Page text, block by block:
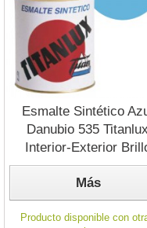
Esmalte Sintético
Danubio 535 Titanlux
Interior-Exterior
Más
Producto disponible con